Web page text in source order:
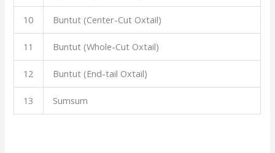
10 Buntut (Center-Cut Oxtail)
11 Buntut (Whole-Cut Oxtail)
12 Buntut (End-tail Oxtail)
13 Sumsum